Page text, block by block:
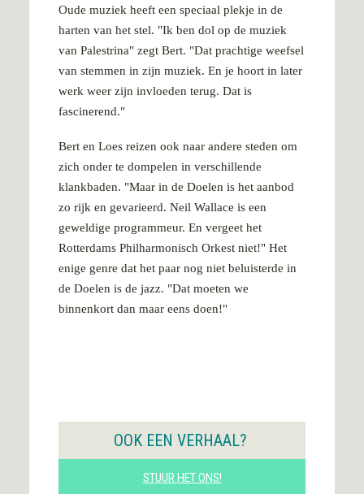
Oude muziek heeft een speciaal plekje in de
harten van het stel. "Ik ben dol op de muziek
van Palestrina" zegt Bert. "Dat prachtige weefsel
van stemmen in zijn muziek. En je hoort in later
werk weer zijn invloeden terug. Dat is
fascinerend."
Bert en Loes reizen ook naar andere steden om
zich onder te dompelen in verschillende
klankbaden. "Maar in de Doelen is het aanbod
zo rijk en gevarieerd. Neil Wallace is een
geweldige programmeur. En vergeet het
Rotterdams Philharmonisch Orkest niet!" Het
enige genre dat het paar nog niet beluisterde in
de Doelen is de jazz. "Dat moeten we
binnenkort dan maar eens doen!"
OOK EEN VERHAAL?
STUUR HET ONS!